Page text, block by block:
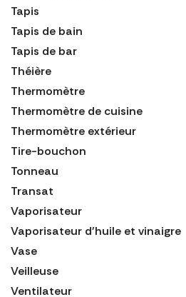
Tapis
Tapis de bain
Tapis de bar
Théière
Thermomètre
Thermomètre de cuisine
Thermomètre extérieur
Tire-bouchon
Tonneau
Transat
Vaporisateur
Vaporisateur d'huile et vinaigre
Vase
Veilleuse
Ventilateur